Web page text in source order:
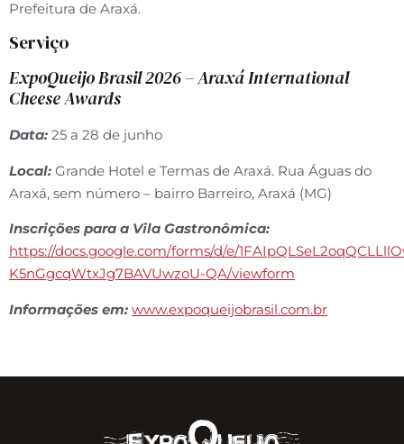
Prefeitura de Araxá.
Serviço
ExpoQueijo Brasil 2026 – Araxá International
Cheese Awards
Data: 25 a 28 de junho
Local: Grande Hotel e Termas de Araxá. Rua Águas do
Araxá, sem número – bairro Barreiro, Araxá (MG)
Inscrições para a Vila Gastronômica:
https://docs.google.com/forms/d/e/
K5nGgcqWtxJg7BAVUwzoU-QA/viewform
Informações em: www.expoqueijobrasil.com.br